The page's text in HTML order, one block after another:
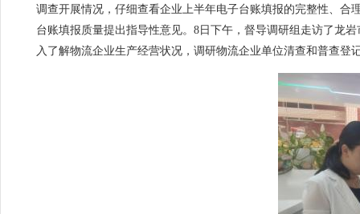
调查开展情况，仔细查看企业上半年电子台账填报的完整性、
台账填报质量提出指导性意见。8日下午，督导调研组走访了龙
入了解物流企业生产经营状况，调研物流企业单位清查和普查登